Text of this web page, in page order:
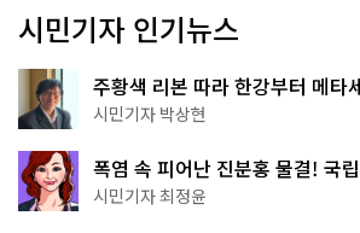
시민기자 인기뉴스
주황색 리본 따라 한강부터 메
서울둘레길 15코스
시민기자 박상현
폭염 속 피어난 진분홍 물결! 국
무 명소
시민기자 최정윤